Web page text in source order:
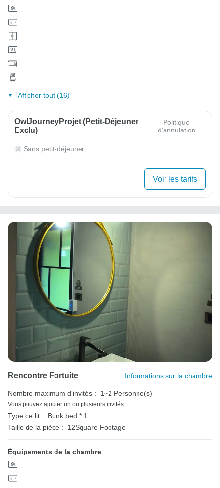
Afficher tout (16)
OwlJourneyProjet (petit-Déjeuner
Exclu)
Politique
d'annulation
Sans petit-déjeuner
Voir les tarifs
Rencontre Fortuite Informations sur la chambre
Nombre maximum d'invités : 1~2 Personne(s)
Vous pouvez ajouter un ou plusieurs invités.
Type de lit :
Bunk bed * 1
Taille de la pièce :
12Square Footage
Équipements de la chambre